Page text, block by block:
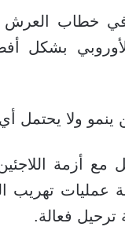
خطاب العرش
الأوروبي بشكل
ينمو ولا
مع أزمة
عمليات
ترحيل فعالة.